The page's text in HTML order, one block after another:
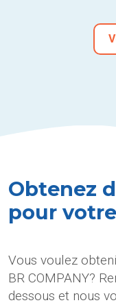
Obtenez
pour
Vous voulez
BR COMPANY?
dessous et nous